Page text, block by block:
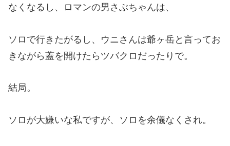
なくなるし、ロマンの男さぶちゃんは、
ソロで行きたがるし、ウニさんは爺ヶ岳と言ってお
きながら蓋を開けたらツバクロだったりで。
結局。
ソロが大嫌いな私ですが、ソロを余儀なくされ。